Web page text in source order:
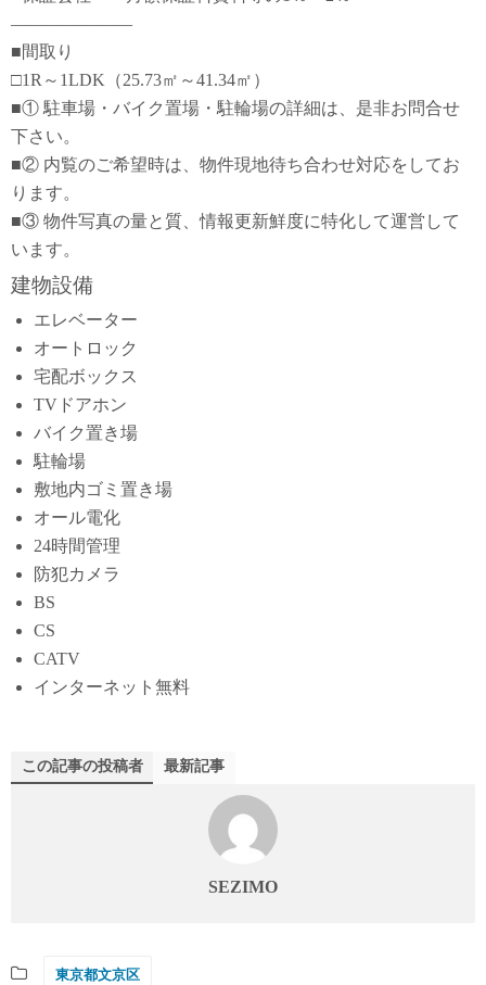
―――――――
■間取り
□1R～1LDK（25.73㎡～41.34㎡）
■① 駐車場・バイク置場・駐輪場の詳細は、是非お問合せ
下さい。
■② 内覧のご希望時は、物件現地待ち合わせ対応をしてお
ります。
■③ 物件写真の量と質、情報更新鮮度に特化して運営して
います。
建物設備
エレベーター
オートロック
宅配ボックス
TVドアホン
バイク置き場
駐輪場
敷地内ゴミ置き場
オール電化
24時間管理
防犯カメラ
BS
CS
CATV
インターネット無料
この記事の投稿者 最新記事
SEZIMO
東京都文京区